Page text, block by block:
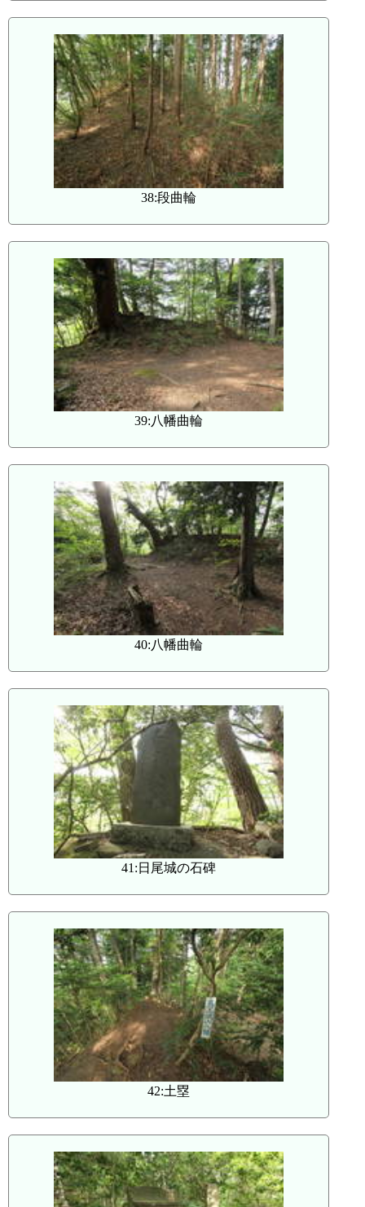
38:段曲輪
39:八幡曲輪
40:八幡曲輪
41:日尾城の石碑
42:土塁